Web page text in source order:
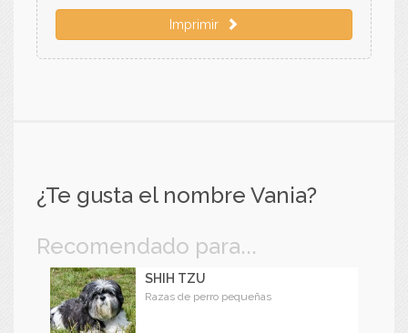
Imprimir
¿Te gusta el nombre Vania?
Recomendado para...
SHIH TZU
Razas de perro pequeñas